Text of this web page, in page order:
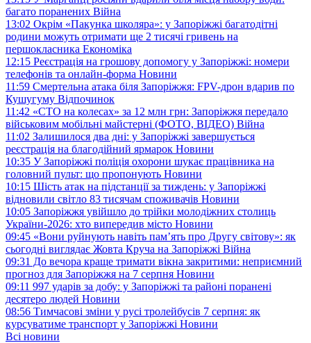
багато поранених Війна
13:02 Окрім «Пакунка школяра»: у Запоріжжі багатодітні
родини можуть отримати ще 2 тисячі гривень на
першокласника Економіка
12:15 Реєстрація на грошову допомогу у Запоріжжі: номери
телефонів та онлайн-форма Новини
11:59 Смертельна атака біля Запоріжжя: FPV-дрон вдарив по
Кушугуму Відпочинок
11:42 «СТО на колесах» за 12 млн грн: Запоріжжя передало
військовим мобільні майстерні (ФОТО, ВІДЕО) Війна
11:02 Залишилося два дні: у Запоріжжі завершується
реєстрація на благодійний ярмарок Новини
10:35 У Запоріжжі поліція охорони шукає працівника на
головний пульт: що пропонують Новини
10:15 Шість атак на підстанції за тиждень: у Запоріжжі
відновили світло 83 тисячам споживачів Новини
10:05 Запоріжжя увійшло до трійки молодіжних столиць
України-2026: хто випередив місто Новини
09:45 «Вони руйнують навіть пам’ять про Другу світову»: як
сьогодні виглядає Жовта Круча на Запоріжжі Війна
09:31 До вечора краще тримати вікна закритими: неприємний
прогноз для Запоріжжя на 7 серпня Новини
09:11 997 ударів за добу: у Запоріжжі та районі поранені
десятеро людей Новини
08:56 Тимчасові зміни у русі тролейбусів 7 серпня: як
курсуватиме транспорт у Запоріжжі Новини
Всі новини